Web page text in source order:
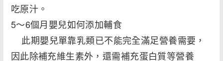
吃原汁。
5～6個月嬰兒如何添加輔食
此期嬰兒單靠乳類已不能完全滿足營養需要，
因此除補充維生素外，還需補充蛋白質等營養